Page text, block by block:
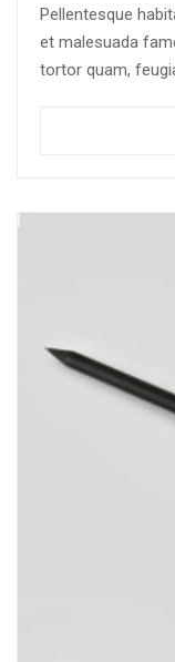
Pellentesque
et malesuada
tortor quam,